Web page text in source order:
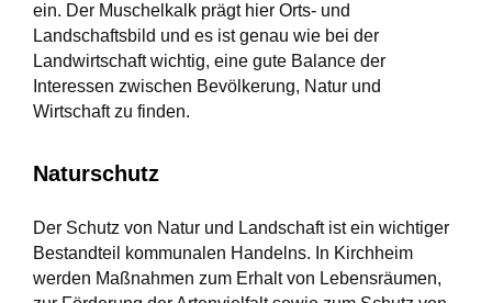
ein. Der Muschelkalk prägt hier Orts- und
Landschaftsbild und es ist genau wie bei der
Landwirtschaft wichtig, eine gute Balance der
Interessen zwischen Bevölkerung, Natur und
Wirtschaft zu finden.
Naturschutz
Der Schutz von Natur und Landschaft ist ein wichtiger
Bestandteil kommunalen Handelns. In Kirchheim
werden Maßnahmen zum Erhalt von Lebensräumen,